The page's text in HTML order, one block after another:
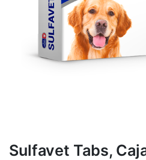
Sulfavet Tabs,